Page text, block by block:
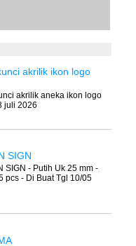
akrilik ikon logo
akrilik aneka ikon logo
juli 2026
SIGN
SIGN - Putih Uk 25 mm -
pcs - Di Buat Tgl 10/05